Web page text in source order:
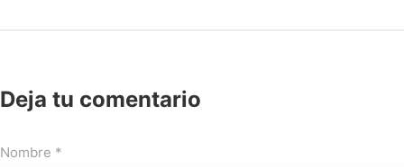
Deja tu comentario
Nombre *